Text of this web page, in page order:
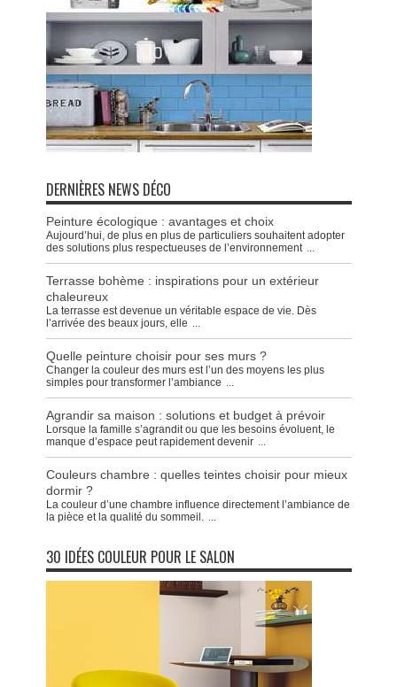
DERNIÈRES NEWS DÉCO
Peinture écologique : avantages et choix
Aujourd’hui, de plus en plus de particuliers souhaitent adopter
des solutions plus respectueuses de l’environnement ...
Terrasse bohème : inspirations pour un extérieur
chaleureux
La terrasse est devenue un véritable espace de vie. Dès
l’arrivée des beaux jours, elle ...
Quelle peinture choisir pour ses murs ?
Changer la couleur des murs est l’un des moyens les plus
simples pour transformer l’ambiance ...
Agrandir sa maison : solutions et budget à prévoir
Lorsque la famille s’agrandit ou que les besoins évoluent, le
manque d’espace peut rapidement devenir ...
Couleurs chambre : quelles teintes choisir pour mieux
dormir ?
La couleur d’une chambre influence directement l’ambiance de
la pièce et la qualité du sommeil. ...
30 IDÉES COULEUR POUR LE SALON